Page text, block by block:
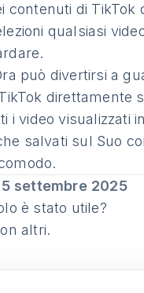
contenuti di TikTok
qualsiasi
può divertirsi a
direttamente
i video visualizzati
salvati sul Suo
5 settembre 2025
è stato utile?
altri.